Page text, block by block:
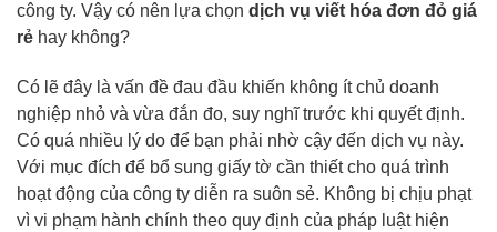
công ty. Vậy có nên lựa chọn dịch vụ viết hóa đơn đỏ giá
rẻ hay không?
Có lẽ đây là vấn đề đau đầu khiến không ít chủ doanh
nghiệp nhỏ và vừa đắn đo, suy nghĩ trước khi quyết định.
Có quá nhiều lý do để bạn phải nhờ cậy đến dịch vụ này.
Với mục đích để bổ sung giấy tờ cần thiết cho quá trình
hoạt động của công ty diễn ra suôn sẻ. Không bị chịu phạt
vì vi phạm hành chính theo quy định của pháp luật hiện